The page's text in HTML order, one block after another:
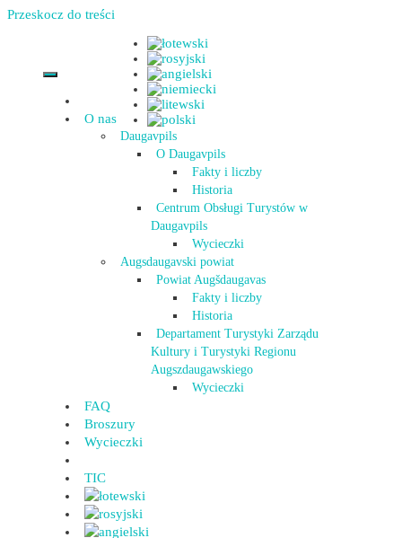
Przeskocz do treści
O nas
Daugavpils
O Daugavpils
Fakty i liczby
Historia
Centrum Obsługi Turystów w
Daugavpils
Wycieczki
Augsdaugavski powiat
Powiat Augšdaugavas
Fakty i liczby
Historia
Departament Turystyki Zarządu
Kultury i Turystyki Regionu
Augszdaugawskiego
Wycieczki
FAQ
Broszury
Wycieczki
TIC